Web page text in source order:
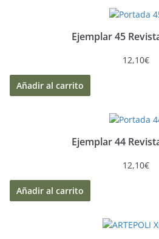
Ejemplar 45
12,10€
Añadir al carrito
Ejemplar 44
12,10€
Añadir al carrito